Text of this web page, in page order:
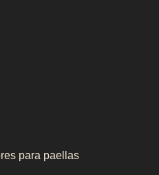
para paellas